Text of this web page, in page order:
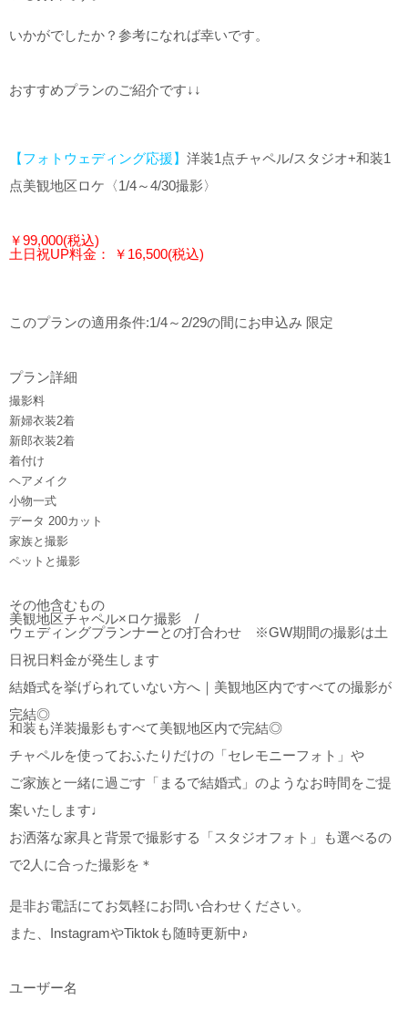
いかがでしたか？参考になれば幸いです。
おすすめプランのご紹介です↓↓
【フォトウェディング応援】 洋装1点チャペル/スタジオ+和装1
点美観地区ロケ〈1/4～4/30撮影〉
￥99,000(税込)
土日祝UP料金： ￥16,500(税込)
このプランの適用条件:1/4～2/29の間にお申込み 限定
プラン詳細
撮影料
新婦衣装2着
新郎衣装2着
着付け
ヘアメイク
小物一式
データ 200カット
家族と撮影
ペットと撮影
その他含むもの
美観地区チャペル×ロケ撮影 /
ウェディングプランナーとの打合わせ ※GW期間の撮影は土
日祝日料金が発生します
結婚式を挙げられていない方へ｜美観地区内ですべての撮影が
完結◎
和装も洋装撮影もすべて美観地区内で完結◎
チャペルを使っておふたりだけの「セレモニーフォト」や
ご家族と一緒に過ごす「まるで結婚式」のようなお時間をご提
案いたします♩
お洒落な家具と背景で撮影する「スタジオフォト」も選べるの
で2人に合った撮影を＊
是非お電話にてお気軽にお問い合わせください。
また、InstagramやTiktokも随時更新中♪
ユーザー名